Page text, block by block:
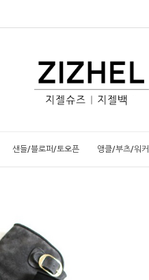
샌들/블로퍼/토오픈 앵클/부츠/워커